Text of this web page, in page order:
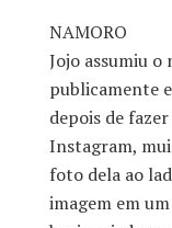
NAMORO
Jojo assumiu o
publicamente
depois de
Instagram,
foto dela ao
imagem em